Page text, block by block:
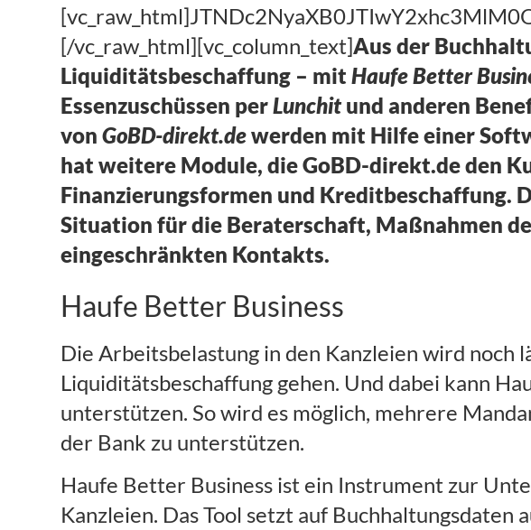
[/vc_raw_html][vc_column_text]Aus der
Liquiditätsbeschaffung – mitHaufe Better
Essenzuschüssen perLunchitund anderen
vonGoBD-direkt.dewerden mit Hilfe einer
hat weitere Module, die GoBD-direkt.de den
Finanzierungsformen und Kreditbeschaffung.
Situation für die Beraterschaft, Maßnahmen
eingeschränkten Kontakts.
Haufe Better Business
Die Arbeitsbelastung in den Kanzleien wird noch
Liquiditätsbeschaffung gehen. Und dabei kann
unterstützen. So wird es möglich, mehrere
der Bank zu unterstützen.
Haufe Better Business ist ein Instrument zur
Kanzleien. Das Tool setzt auf